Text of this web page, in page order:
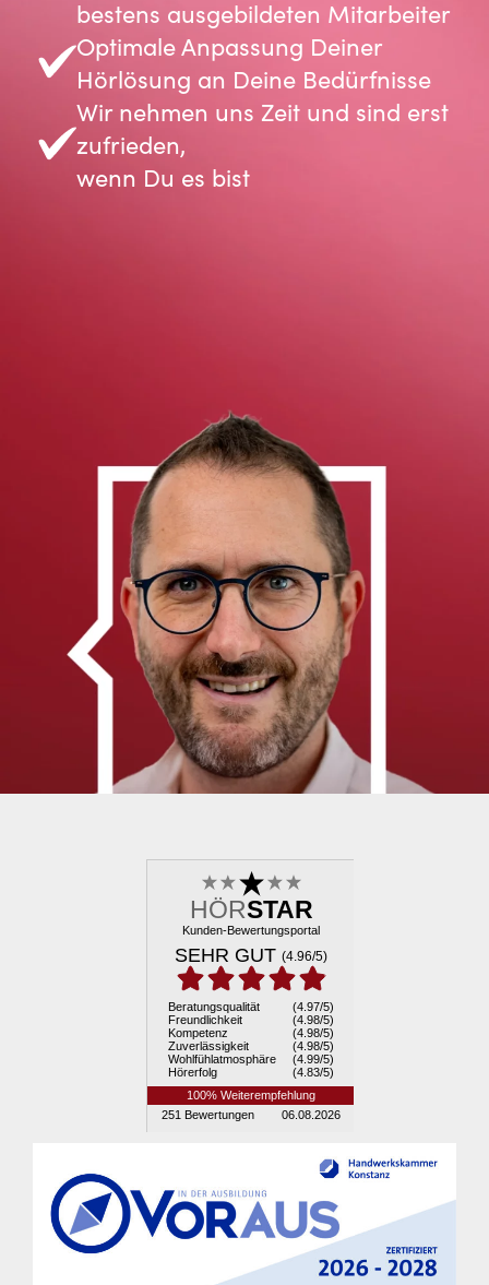
bestens ausgebildeten Mitarbeiter
Optimale Anpassung Deiner
Hörlösung an Deine Bedürfnisse
Wir nehmen uns Zeit und sind erst
zufrieden,
wenn Du es bist